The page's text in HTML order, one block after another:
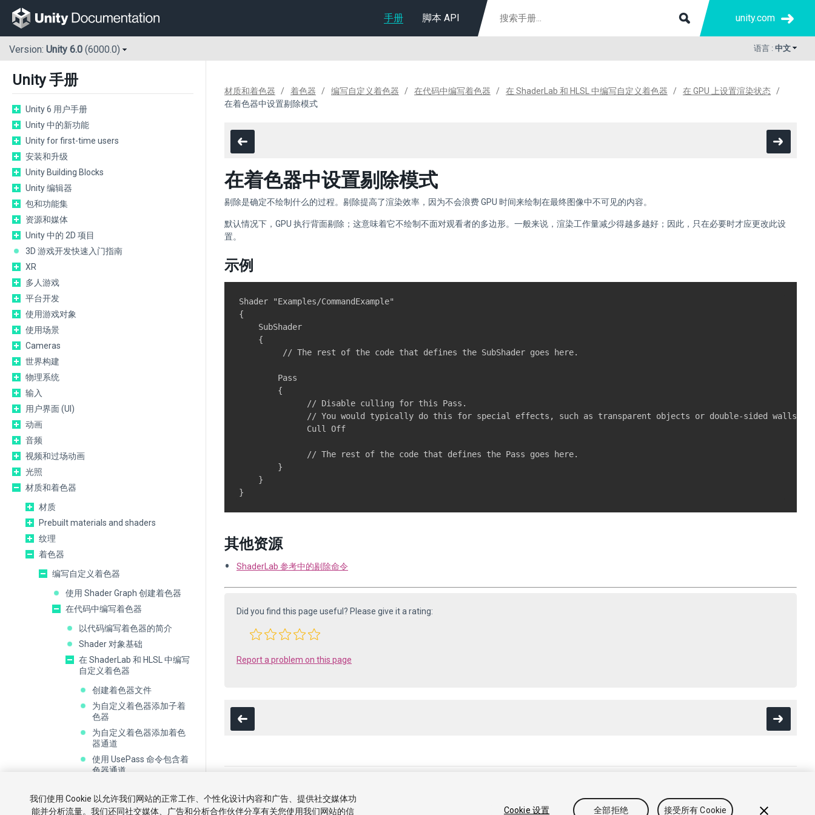
手册 脚本 API unity.com
Version: Unity 6.0 (6000.0) 语言 : 中文
Unity 手册
Unity 6 用户手册
Unity 中的新功能
Unity for first-time users
安装和升级
Unity Building Blocks
Unity 编辑器
包和功能集
资源和媒体
Unity 中的 2D 项目
3D 游戏开发快速入门指南
XR
多人游戏
平台开发
使用游戏对象
使用场景
Cameras
世界构建
物理系统
输入
用户界面 (UI)
动画
音频
视频和过场动画
光照
材质和着色器
材质
Prebuilt materials and shaders
纹理
着色器
编写自定义着色器
使用 Shader Graph 创建着色器
在代码中编写着色器
以代码编写着色器的简介
Shader 对象基础
在 ShaderLab 和 HLSL 中编写
自定义着色器
创建着色器文件
为自定义着色器添加子着
色器
为自定义着色器添加着色
器通道
使用 UsePass 命令包含着
色器通道
Unity 中的 GLSL
材质和着色器 着色器 编写自定义着色器 在代码中编写着色器 在 ShaderLab 和 HLSL 中编写自定义着色器
在 GPU 上设置渲染状态
在着色器中设置剔除模式
在着色器中设置剔除模式
剔除是确定不绘制什么的过程。剔除提高了渲染效率，因为不会浪费 GPU 时间来绘制在最终图像中不可见的内容。
默认情况下，GPU 执行背面剔除；这意味着它不绘制不面对观看者的多边形。一般来说，渲染工作量减少得越多越好；因此，只在必要时才应更改此设
置。
示例
Shader "Examples/CommandExample"
{
    SubShader
    {
         // The rest of the code that defines the SubShader goes here.
        Pass
        {
              // Disable culling for this Pass.
              // You would typically do this for special effects, such as transparent objects or double-sided walls.
              Cull Off
              // The rest of the code that defines the Pass goes here.
        }
    }
其他资源
ShaderLab 参考中的剔除命令
Did you find this page useful? Please give it a rating:
Report a problem on this page
教程 社区答案 知识库 论坛 Cookie 禁止出售或共享我的个人信息
我们使用 Cookie 以允许我们网站的正常工作、个性化设计内容和广告、提供社交媒体功
能并分析流量。我们还同社交媒体、广告和分析合作伙伴分享有关您使用我们网站的信
Cookie 设置 全部拒绝 接受所有 Cookie